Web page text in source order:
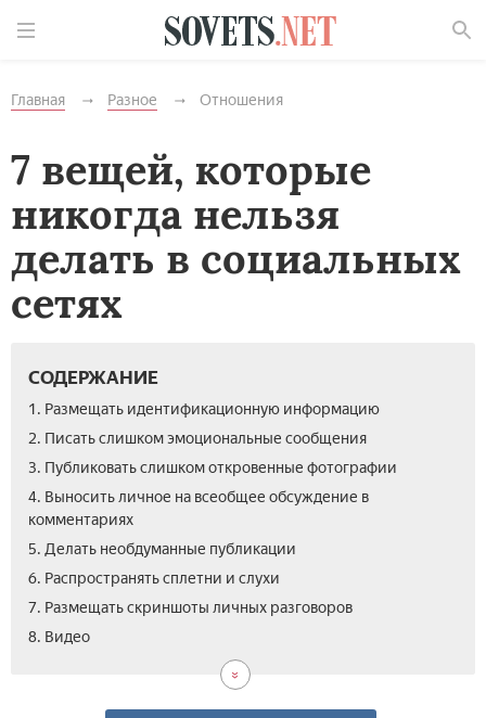
Главная Разное Отношения
7 вещей, которые
никогда нельзя
делать в социальных
сетях
СОДЕРЖАНИЕ
1. Размещать идентификационную информацию
2. Писать слишком эмоциональные сообщения
3. Публиковать слишком откровенные фотографии
4. Выносить личное на всеобщее обсуждение в
комментариях
5. Делать необдуманные публикации
6. Распространять сплетни и слухи
7. Размещать скриншоты личных разговоров
8. Видео